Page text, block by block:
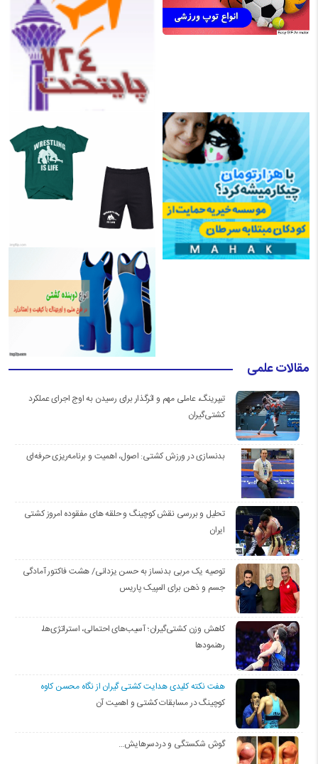
مقالات علمی
تیپرینگ، عاملی مهم و اثرگذار برای رسیدن به اوج اجرای عملکرد
کشتی‌گیران
بدنسازی در ورزش کشتی: اصول، اهمیت و برنامه‌ریزی حرفه‌ای
تحلیل و بررسی نقش کوچینگ و حلقه های مفقوده امروز کشتی
ایران
توصیه یک مربی بدنساز به حسن یزدانی/ هشت فاکتور آمادگی
جسم و ذهن برای المپیک پاریس
کاهش وزن کشتی‌گیران؛ آسیب‌های احتمالی، استراتژی‌ها،
رهنمودها
هفت نکته کلیدی هدایت کشتی گیران از نگاه محسن کاوه
کوچینگ در مسابقات کشتی و اهمیت آن
گوش شکستگی و دردسرهایش…